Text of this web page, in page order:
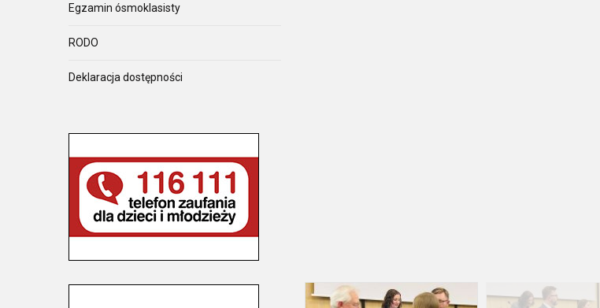
Egzamin ósmoklasisty
RODO
Deklaracja dostępności